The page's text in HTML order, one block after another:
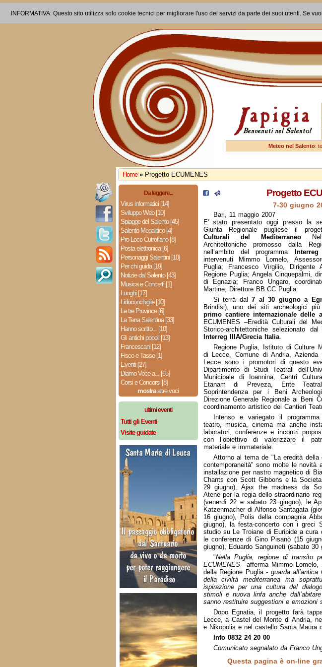
INFORMATIVA: Questo sito utilizza solo cookie tecnici per migliorare l'uso dei servizi da parte dei suoi utenti. Se
Meteo nel Salento:
Home » Progetto ECUMENES
Da leggere...
Virus informatici [14]
Sviluppo Web [10]
Spiagge del Salento [45]
Salento Megalitico [4]
Pro Loco Cutrofiano [8]
Posta elettronica [6]
Personaggi Salentini [10]
Per chi guida [19]
Notizie dal Salento [43]
Musica e Concerti [1]
Luoghi [17]
Lidoconchiglie [10]
Le tre Province [6]
La Terra Salentina [33]
Hanno scritto... [10]
Gli antichi popoli [13]
Francescani [12]
Fisco e Tasse [1]
Eventi [27]
Diamo Voce a... [65]
Corsi e Concorsi [8]
mostraaltre voci
ultimi eventi
Tutti gli Eventi
Visite guidate
Progetto
7-30 giugno
Bari, 11 maggio 2007
E' stato presentato oggi presso la
Giunta Regionale pugliese il
Culturali del Mediterraneo
Architettoniche promosso dalla
nell’ambito del programma
intervenuti Mimmo Lomelo,
Puglia; Francesco Virgilio, Dirigente
Regione Puglia; Angela Cinquepalmi,
di Egnazia; Franco Ungaro,
Martine, Direttore BB.CC Puglia.
Si terrà dal7 al 30 giugno a
Brindisi), uno dei siti archeologici
primo cantiere internazionale delle
ECUMENES –Eredità Culturali del
Storico-architettoniche selezionato dal
Interreg IIIA/Grecia Italia.
Regione Puglia, Istituto di Culture
di Lecce, Comune di Andria,
Lecce sono i promotori di questo
Dipartimento di Studi Teatrali
Municipale di Ioannina, Centri
Etanam di Preveza, Ente
Soprintendenza per i Beni
Direzione Generale Regionale ai Beni
coordinamento artistico dei Cantieri
Intenso e variegato il
teatro, musica, cinema ma anche
laboratori, conferenze e incontri
con l’obiettivo di valorizzare il
materiale e immateriale.
Attorno al tema de "La eredità
contemporaneità" sono molte le novità
installazione per nastro magnetico di
Chants con Scott Gibbons e la
29 giugno), Ajax the madness da
Atene per la regia dello straordinario
(venerdì 22 e sabato 23 giugno), le
Katzenmacher di Alfonso Santagata
16 giugno), Polis della compagnia
giugno), la festa-concerto con i greci
studio su Le Troiane di Euripide a cura
le conferenze di Gino Pisanò (15
giugno), Eduardo Sanguineti (sabato 30
"Nella Puglia, regione di transito
ECUMENES–afferma Mimmo Lomelo,
della Regione Puglia- guarda all’antica
della civiltà mediterranea ma
ispirazione per una cultura del
stimoli e nuova linfa anche
sanno restituire suggestioni e emozioni
Dopo Egnatia, il progetto farà
Lecce, a Castel del Monte di Andria,
e Nikopolis e nel castello Santa Maura
Info 0832 24 20 00
Comunicato segnalato da Franco
Questa pagina è on-line